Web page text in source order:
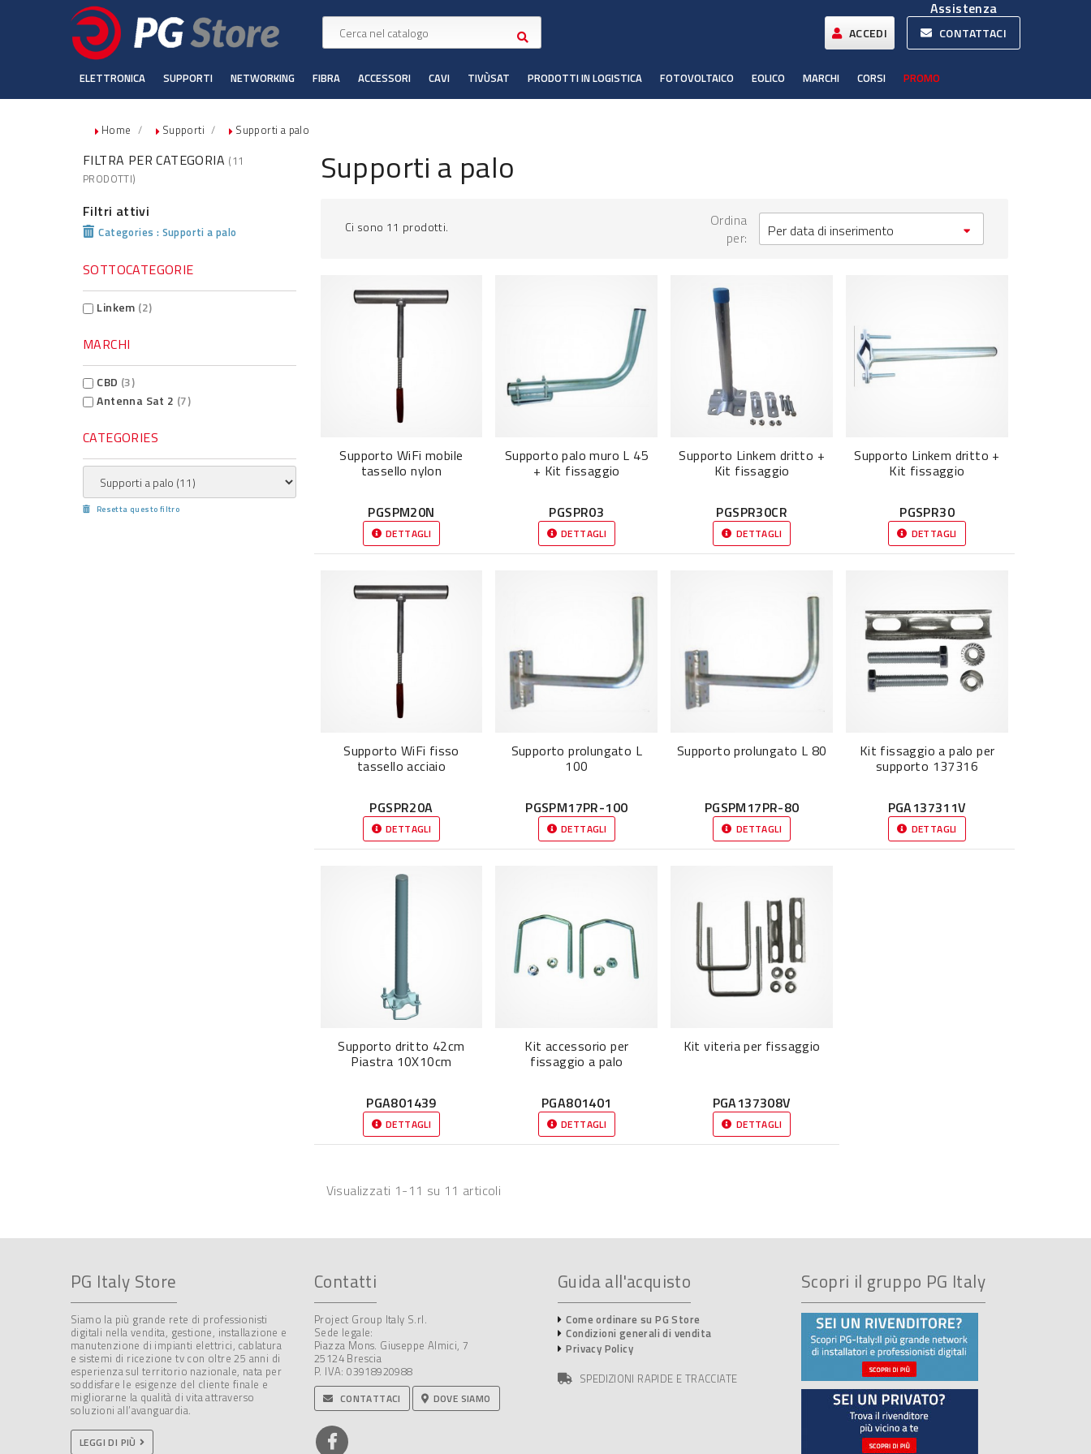
Assistenza
CONTATTACI
ACCEDI
ELETTRONICA SUPPORTI NETWORKING FIBRA ACCESSORI CAVI TIVÙSAT PRODOTTI IN LOGISTICA FOTOVOLTAICO EOLICO MARCHI CORSI PROMO
Home Supporti Supporti a palo
FILTRA PER CATEGORIA (11
PRODOTTI)
Filtri attivi
Categories : Supporti a palo
SOTTOCATEGORIE
Linkem (2)
MARCHI
CBD (3)
Antenna Sat 2 (7)
CATEGORIES
Resetta questo filtro
Supporti a palo
Ci sono 11 prodotti.
Ordina
per:
Per data di inserimento
Supporto WiFi mobile
tassello nylon
PGSPM20N
DETTAGLI
Supporto palo muro L 45
+ Kit fissaggio
PGSPR03
DETTAGLI
Supporto Linkem dritto +
Kit fissaggio
PGSPR30CR
DETTAGLI
Supporto Linkem dritto +
Kit fissaggio
PGSPR30
DETTAGLI
Supporto WiFi fisso
tassello acciaio
PGSPR20A
DETTAGLI
Supporto prolungato L
100
PGSPM17PR-100
DETTAGLI
Supporto prolungato L 80
PGSPM17PR-80
DETTAGLI
Kit fissaggio a palo per
supporto 137316
PGA137311V
DETTAGLI
Supporto dritto 42cm
Piastra 10X10cm
PGA801439
DETTAGLI
Kit accessorio per
fissaggio a palo
PGA801401
DETTAGLI
Kit viteria per fissaggio
PGA137308V
DETTAGLI
Visualizzati 1-11 su 11 articoli
PG Italy Store
Siamo la più grande rete di professionisti
digitali nella vendita, gestione, installazione e
manutenzione di impianti elettrici, cablatura
e sistemi di ricezione tv con oltre 25 anni di
esperienza sul territorio nazionale, nata per
soddisfare le esigenze del cliente finale e
migliorarne la qualità di vita attraverso
soluzioni all’avanguardia.
LEGGI DI PIÙ
Contatti
Project Group Italy S.rl.
Sede legale:
Piazza Mons. Giuseppe Almici, 7
25124 Brescia
P. IVA: 03918920988
CONTATTACI DOVE SIAMO
Guida all'acquisto
Come ordinare su PG Store
Condizioni generali di vendita
Privacy Policy
SPEDIZIONI RAPIDE E TRACCIATE
Scopri il gruppo PG Italy